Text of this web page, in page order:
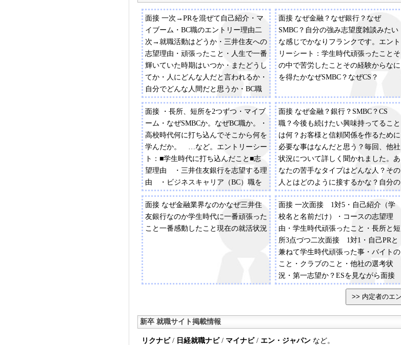
面接 一次→PRを混ぜて自己紹介・マ
イブーム・BC職のエントリー理由二
次→就職活動はどうか・三井住友への
志望理由・頑張ったこと・人生で一番
輝いていた時期はいつか・またどうし
てか・人にどんな人だと言われるか・
自分でどんな人間だと思うか・BC職
の説明・MCの役割・親は三井住友志
望を知っているかなど三次→志望動
機・PR・BC職の説明など、二次と変
わらない内容四次→ほぼ面接官の方が
喋って下さいました。志望度などはき
ちんと言えたほうがいいと思います。
エントリーシート：頑張ったこと3つ
とその中で一番がんばったことについ
て選考中の他企業など
面接 なぜ金融？なぜ銀行？なぜ
SMBC？自分の強み志望度雑談みたい
な感じでかなりフランクです。エント
リーシート：学生時代頑張ったことそ
の中で苦労したことその経験からなに
を得たかなぜSMBC？なぜCS？
面接 ・長所、短所を2つずつ・マイブ
ーム・なぜSMBCか。なぜBC職か。・
高校時代何に打ち込んでそこから何を
学んだか。 …など。エントリーシー
ト：■学生時代に打ち込んだこと■志
望理由 ・三井住友銀行を志望する理
由 ・ビジネスキャリア（BC）職を
志望する理由(BC職のみ)■資
格 など
面接 なぜ金融？銀行？SMBC？CS
職？今後も続けたい興味持ってること
は何？お客様と信頼関係を作るために
必要な事はなんだと思う？毎回、他社
状況について詳しく聞かれました。あ
なたの苦手なタイプはどんな人？その
人とはどのように接するかな？自分の
高校はどんな高校だった？エントリー
シート：1．学生時代のもっとも打ち
込んだこと2．1以外に学生時代にうち
こんだこと（2個まで）3．1で入力し
た事についてその取組内容と具体的な
エピソード4．1で入力した事につい
て、苦労した点。克服するためにあな
たが取った具体的な行動5．3で入力し
た事から得られた事6．三井住友銀行
を志望する理由7．将来FCになって、
面接 なぜ金融業界なのかなぜ三井住
友銀行なのか学生時代に一番頑張った
こと一番感動したこと現在の就活状況
面接 一次面接 1対5・自己紹介（学
校名と名前だけ）・コースの志望理
由・学生時代頑張ったこと・長所と短
所3点づつ二次面接 1対1・自己PRと
兼ねて学生時代頑張った事・バイトの
こと・クラブのこと・他社の選考状
況・第一志望か？ESを見ながら面接
官が質問してくる感じで人間性を見て
いる感じがした。※地方支店の学推だ
新卒 就職サイト掲載情報
リクナビ/ 日経就職ナビ/ マイナビ/ エン・ジャパン など。